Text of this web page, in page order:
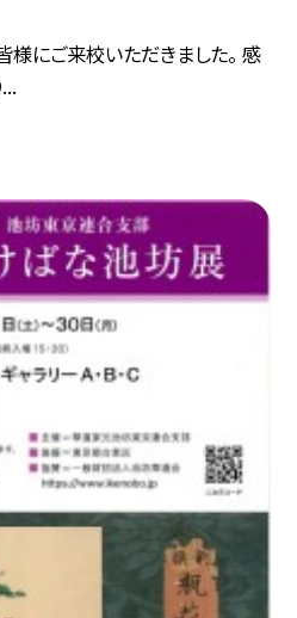
にご来校いただきました。 感